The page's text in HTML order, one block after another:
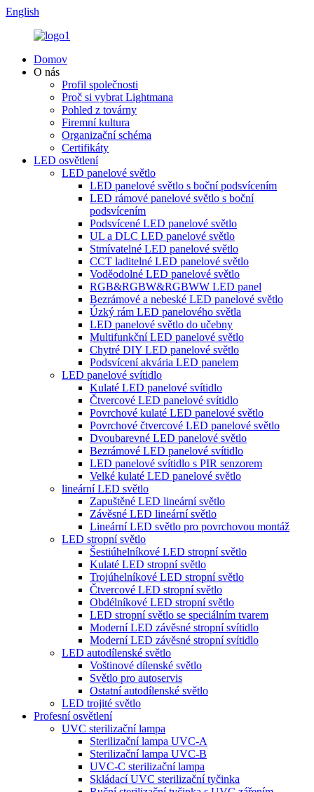
English
Domov
O nás
Profil společnosti
Proč si vybrat Lightmana
Pohled z továrny
Firemní kultura
Organizační schéma
Certifikáty
LED osvětlení
LED panelové světlo
LED panelové světlo s boční podsvícením
LED rámové panelové světlo s boční
podsvícením
Podsvícené LED panelové světlo
UL a DLC LED panelové světlo
Stmívatelné LED panelové světlo
CCT laditelné LED panelové světlo
Voděodolné LED panelové světlo
RGB&RGBW&RGBWW LED panel
Bezrámové a nebeské LED panelové světlo
Úzký rám LED panelového světla
LED panelové světlo do učebny
Multifunkční LED panelové světlo
Chytré DIY LED panelové světlo
Podsvícení akvária LED panelem
LED panelové svítidlo
Kulaté LED panelové svítidlo
Čtvercové LED panelové svítidlo
Povrchové kulaté LED panelové světlo
Povrchové čtvercové LED panelové světlo
Dvoubarevné LED panelové světlo
Bezrámové LED panelové svítidlo
LED panelové svítidlo s PIR senzorem
Velké kulaté LED panelové světlo
lineární LED světlo
Zapuštěné LED lineární světlo
Závěsné LED lineární světlo
Lineární LED světlo pro povrchovou montáž
LED stropní světlo
Šestiúhelníkové LED stropní světlo
Kulaté LED stropní světlo
Trojúhelníkové LED stropní světlo
Čtvercové LED stropní světlo
Obdélníkové LED stropní světlo
LED stropní světlo se speciálním tvarem
Moderní LED závěsné stropní svítidlo
Moderní LED závěsné stropní svítidlo
LED autodílenské světlo
Voštinové dílenské světlo
Světlo pro autoservis
Ostatní autodílenské světlo
LED trojité světlo
Profesní osvětlení
UVC sterilizační lampa
Sterilizační lampa UVC-A
Sterilizační lampa UVC-B
UVC-C sterilizační lampa
Skládací UVC sterilizační tyčinka